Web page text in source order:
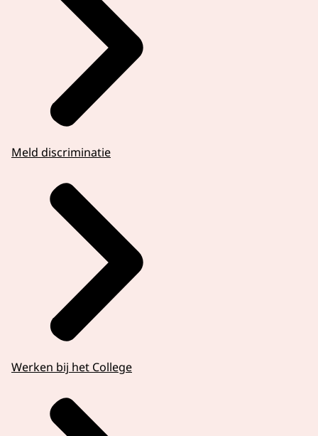
Meld discriminatie
Werken bij het College